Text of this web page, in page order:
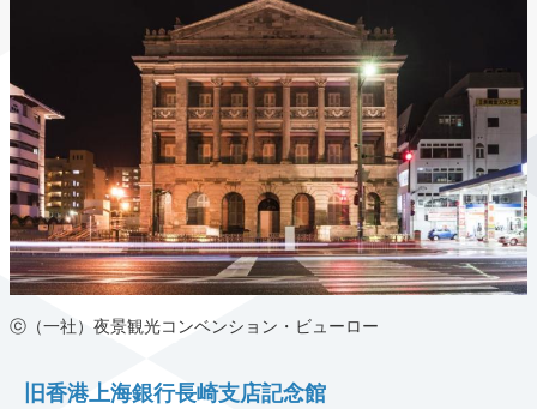
ⓒ（一社）夜景観光コンベンション・ビューロー
旧香港上海銀行長崎支店記念館